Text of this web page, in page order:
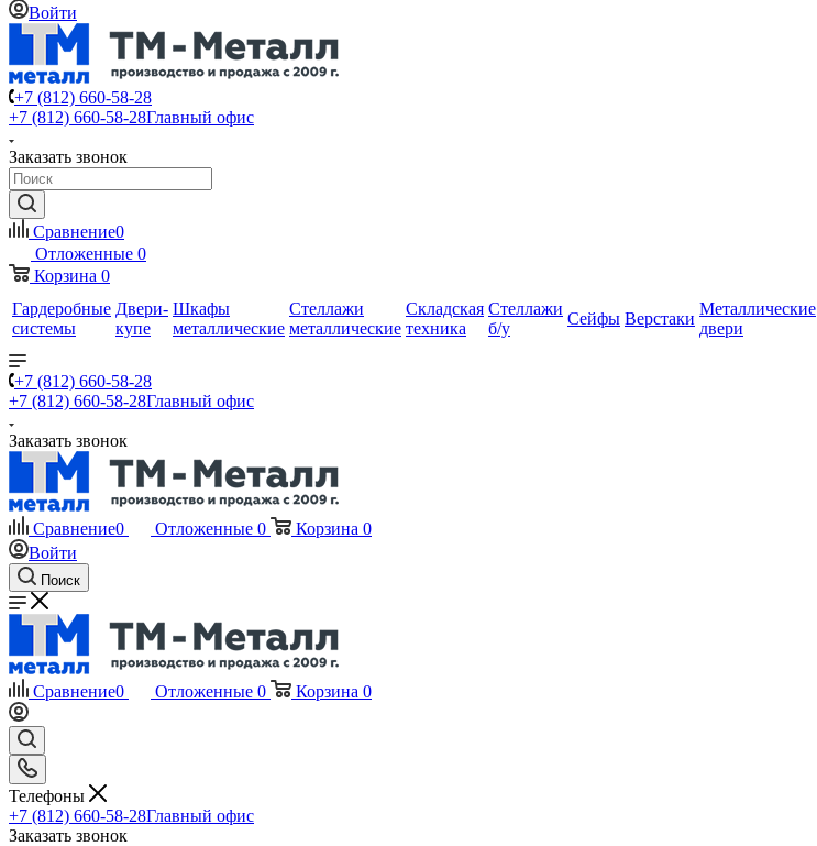
Войти
+7 (812) 660-58-28
+7 (812) 660-58-28Главный офис
Заказать звонок
Сравнение0
Отложенные 0
Корзина 0
Гардеробные
системы
Двери-
купе
Шкафы
металлические
Стеллажи
металлические
Складская
техника
Стеллажи
б/у
Сейфы Верстаки
Металлические
двери
+7 (812) 660-58-28
+7 (812) 660-58-28Главный офис
Заказать звонок
Сравнение0 Отложенные 0 Корзина 0
Войти
Поиск
Сравнение0 Отложенные 0 Корзина 0
Телефоны
+7 (812) 660-58-28Главный офис
Заказать звонок